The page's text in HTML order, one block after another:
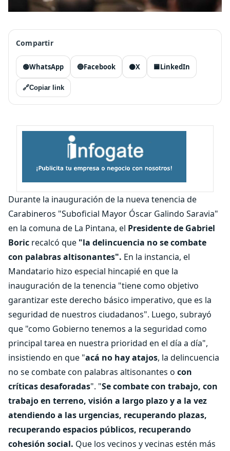
Compartir
🟢WhatsApp 🔵Facebook ⚫X 🟦LinkedIn
🔗Copiar link
Durante la inauguración de la nueva tenencia de
Carabineros "Suboficial Mayor Óscar Galindo Saravia"
en la comuna de La Pintana, el Presidente de Gabriel
Boric recalcó que "la delincuencia no se combate
con palabras altisonantes". En la instancia, el
Mandatario hizo especial hincapié en que la
inauguración de la tenencia "tiene como objetivo
garantizar este derecho básico imperativo, que es la
seguridad de nuestros ciudadanos". Luego, subrayó
que "como Gobierno tenemos a la seguridad como
principal tarea en nuestra prioridad en el día a día",
insistiendo en que "acá no hay atajos, la delincuencia
no se combate con palabras altisonantes o con
críticas desaforadas". "Se combate con trabajo, con
trabajo en terreno, visión a largo plazo y a la vez
atendiendo a las urgencias, recuperando plazas,
recuperando espacios públicos, recuperando
cohesión social. Que los vecinos y vecinas estén más